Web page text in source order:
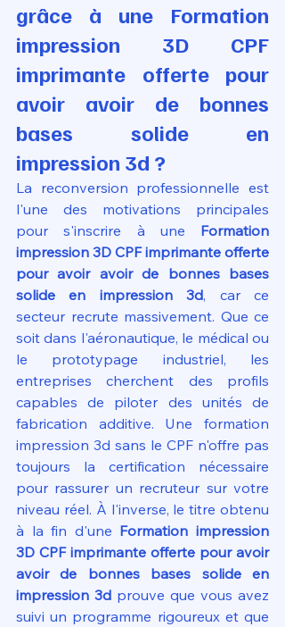
grâce à une Formation
impression 3D CPF
imprimante offerte pour
avoir avoir de bonnes
bases solide en
impression 3d ?
La reconversion professionnelle est
l'une des motivations principales
pour s'inscrire à une Formation
impression 3D CPF imprimante offerte
pour avoir avoir de bonnes bases
solide en impression 3d, car ce
secteur recrute massivement. Que ce
soit dans l'aéronautique, le médical ou
le prototypage industriel, les
entreprises cherchent des profils
capables de piloter des unités de
fabrication additive. Une formation
impression 3d sans le CPF n'offre pas
toujours la certification nécessaire
pour rassurer un recruteur sur votre
niveau réel. À l'inverse, le titre obtenu
à la fin d'une Formation impression
3D CPF imprimante offerte pour avoir
avoir de bonnes bases solide en
impression 3d prouve que vous avez
suivi un programme rigoureux et que